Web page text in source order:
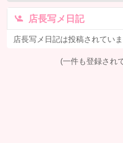
店長写メ日記
店長写メ日記は投稿されていま
(一件も登録され